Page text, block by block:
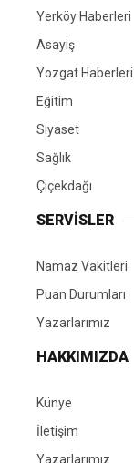
Yerköy Haberleri
Asayiş
Yozgat Haberleri
Eğitim
Siyaset
Sağlık
Çiçekdağı
SERVİSLER
Namaz Vakitleri
Puan Durumları
Yazarlarımız
HAKKIMIZDA
Künye
İletişim
Yazarlarımız